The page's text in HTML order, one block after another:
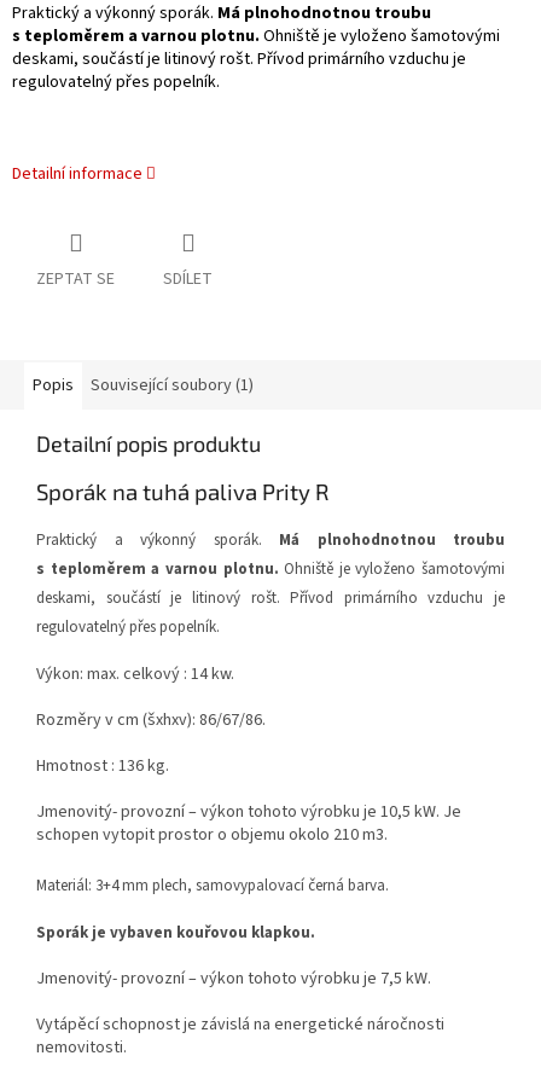
Praktický a výkonný sporák. Má plnohodnotnou troubu
s teploměrem a varnou plotnu. Ohniště je vyloženo šamotovými
deskami, součástí je litinový rošt. Přívod primárního vzduchu je
regulovatelný přes popelník.
Detailní informace
ZEPTAT SE SDÍLET
Popis Související soubory (1)
Detailní popis produktu
Sporák na tuhá paliva Prity R
Praktický a výkonný sporák. Má plnohodnotnou troubu
s teploměrem a varnou plotnu. Ohniště je vyloženo šamotovými
deskami, součástí je litinový rošt. Přívod primárního vzduchu je
regulovatelný přes popelník.
Výkon: max. celkový : 14 kw.
Rozměry v cm (šxhxv): 86/67/86.
Hmotnost : 136 kg.
Jmenovitý- provozní – výkon tohoto výrobku je 10,5 kW. Je
schopen vytopit prostor o objemu okolo 210 m3.
Materiál: 3+4 mm plech, samovypalovací černá barva.
Sporák je vybaven kouřovou klapkou.
Jmenovitý- provozní – výkon tohoto výrobku je 7,5 kW.
Vytápěcí schopnost je závislá na energetické náročnosti
nemovitosti.